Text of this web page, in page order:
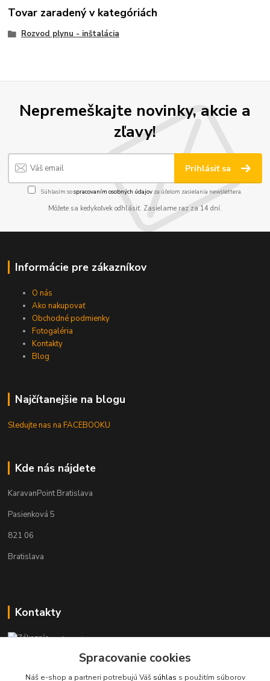
Tovar zaradený v kategóriách
Rozvod plynu - inštalácia
Nepremeškajte novinky, akcie a
zľavy!
Prihlásiť sa
Súhlasím sospracovaním osobných údajov za účelom zasielania newslettera.
Môžete sa kedykoľvek odhlásiť. Zasielame raz za 14 dní.
Informácie pre zákazníkov
O nás
Ako nakupovať
Obchodné podmienky
Fotogaléria
Kontakty
Blog
Najčítanejšie na blogu
Sledujte nas na FACEBOOKU
Kde nás nájdete
KaravanPoint Bratislava
Pasienková 5
821 06
Bratislava
Kontakty
Zákaznícka podpora KaravanPoint
+421902309993
(Po-Pia, 9-18 hod.)
Spracovanie cookies
Náš e-shop a partneri potrebujú Váš súhlas s použitím súborov